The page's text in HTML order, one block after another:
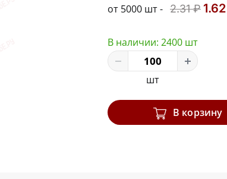
от 5000 шт - 2.31 ₽
В наличии: 2400 шт
шт
В корзину